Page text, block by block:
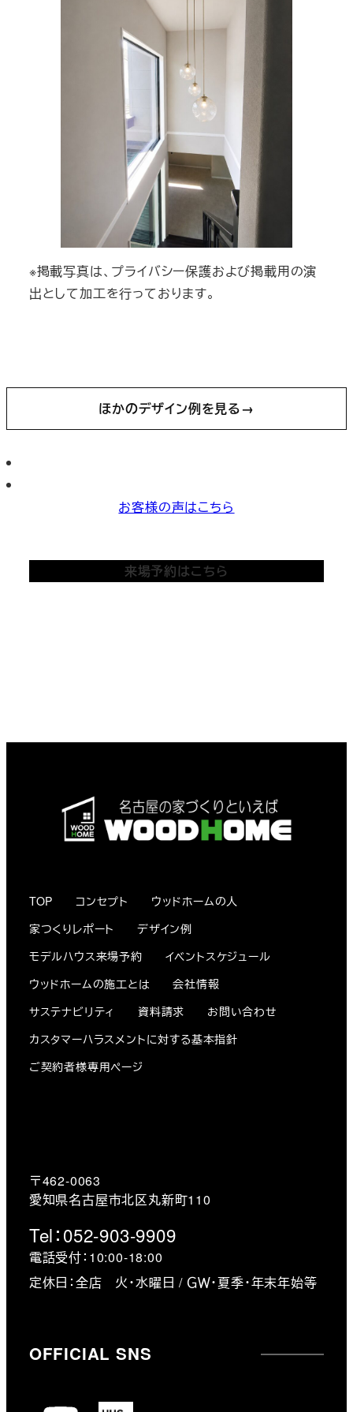
※掲載写真は、プライバシー保護および掲載用の演
出として加工を行っております。
ほかのデザイン例を見る→
お客様の声はこちら
来場予約はこちら
〒462-0063
愛知県名古屋市北区丸新町110
Tel：052-903-9909
電話受付：10:00-18:00
定休日：全店 火・水曜日 / ＧＷ・夏季・年末年始等
TOP コンセプト
ウッドホームの人
家つくりレポート
デザイン例
モデルハウス来場予約
イベントスケジュール
ウッドホームの施工とは
会社情報
サステナビリティ
資料請求
お問い合わせ
カスタマーハラスメントに対する基本指針
ご契約者様専用ページ
OFFICIAL SNS